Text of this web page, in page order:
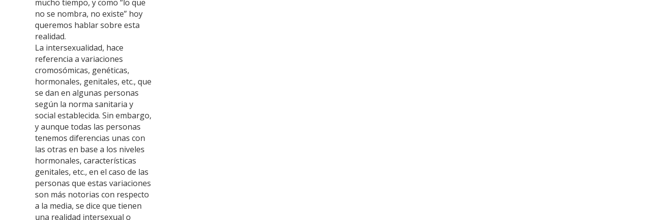
mucho tiempo, y como “lo que
no se nombra, no existe” hoy
queremos hablar sobre esta
realidad.
La intersexualidad, hace
referencia a variaciones
cromosómicas, genéticas,
hormonales, genitales, etc., que
se dan en algunas personas
según la norma sanitaria y
social establecida. Sin embargo,
y aunque todas las personas
tenemos diferencias unas con
las otras en base a los niveles
hormonales, características
genitales, etc., en el caso de las
personas que estas variaciones
son más notorias con respecto
a la media, se dice que tienen
una realidad intersexual o